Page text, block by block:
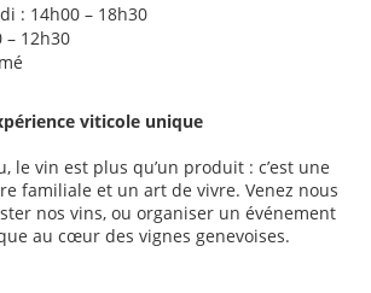
: 14h00 – 18h30
– 12h30
viticole unique
le vin est plus qu’un produit : c’est une
familiale et un art de vivre. Venez nous
nos vins, ou organiser un événement
au cœur des vignes genevoises.